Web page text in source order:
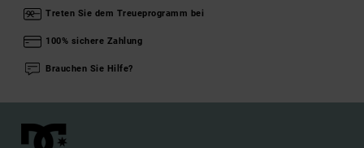
Treten Sie dem Treueprogramm bei
100% sichere Zahlung
Brauchen Sie Hilfe?